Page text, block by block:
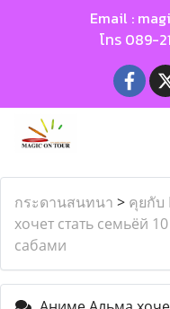
Email :
โทร 089-
กระดานสนทนา > คุยกับ
хочет стать семьёй
сабами